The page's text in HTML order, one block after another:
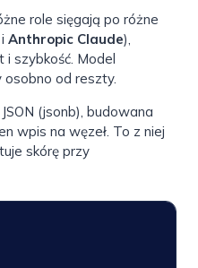
role sięgają po różne
i Anthropic Claude),
i szybkość. Model
od reszty.
(jsonb), budowana
wpis na węzeł. To z niej
skórę przy